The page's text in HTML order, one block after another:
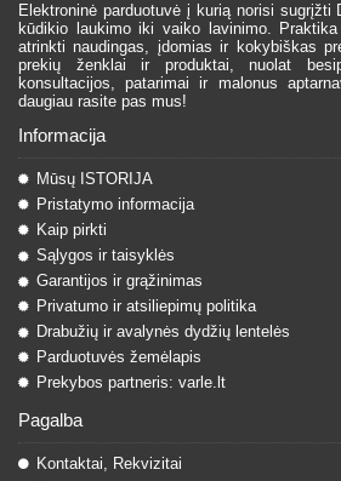
Elektroninė parduotuvė į kurią norisi sugrįžti
kūdikio laukimo iki vaiko lavinimo.
atrinkti naudingas, įdomias ir kokybiškas
prekių ženklai ir produktai, nuolat
konsultacijos, patarimai ir malonus
daugiau rasite pas mus!
Informacija
Mūsų ISTORIJA
Pristatymo informacija
Kaip pirkti
Sąlygos ir taisyklės
Garantijos ir grąžinimas
Privatumo ir atsiliepimų politika
Drabužių ir avalynės dydžių lentelės
Parduotuvės žemėlapis
Prekybos partneris: varle.lt
Pagalba
Kontaktai, Rekvizitai